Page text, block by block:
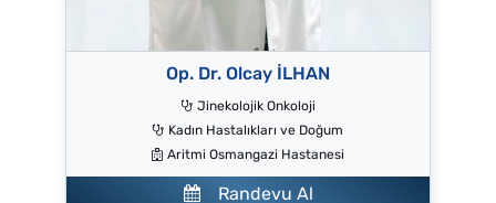
Op. Dr. Olcay İLHAN
Jinekolojik Onkoloji
Kadın Hastalıkları ve Doğum
Aritmi Osmangazi Hastanesi
Randevu Al